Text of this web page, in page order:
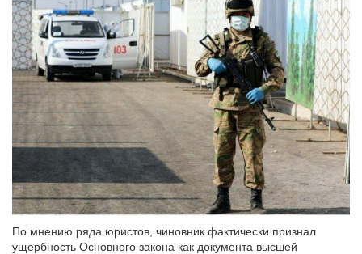
По мнению ряда юристов, чиновник фактически признал
ущербность Основного закона как документа высшей